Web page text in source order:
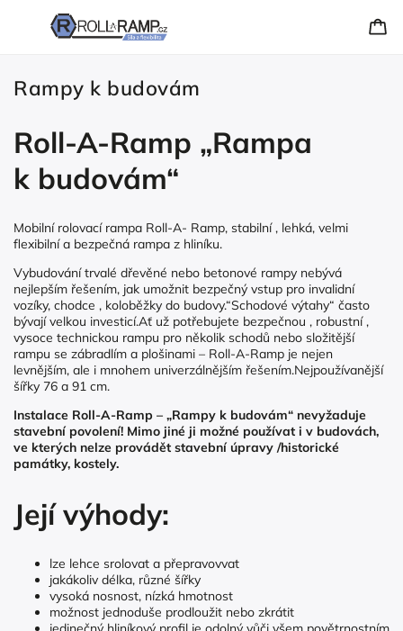
Rampy k budovám
Roll-A-Ramp „Rampa
k budovám“
Mobilní rolovací rampa Roll-A- Ramp, stabilní , lehká, velmi
flexibilní a bezpečná rampa z hliníku.
Vybudování trvalé dřevěné nebo betonové rampy nebývá
nejlepším řešením, jak umožnit bezpečný vstup pro invalidní
vozíky, chodce , koloběžky do budovy.“Schodové výtahy“ často
bývají velkou investicí.Ať už potřebujete bezpečnou , robustní ,
vysoce technickou rampu pro několik schodů nebo složitější
rampu se zábradlím a plošinami – Roll-A-Ramp je nejen
levnějším, ale i mnohem univerzálnějším řešením.Nejpoužívanější
šířky 76 a 91 cm.
Instalace Roll-A-Ramp – „Rampy k budovám“ nevyžaduje
stavební povolení! Mimo jiné ji možné používat i v budovách,
ve kterých nelze provádět stavební úpravy /historické
památky, kostely.
Její výhody:
lze lehce srolovat a přepravovvat
jakákoliv délka, různé šířky
vysoká nosnost, nízká hmotnost
možnost jednoduše prodloužit nebo zkrátit